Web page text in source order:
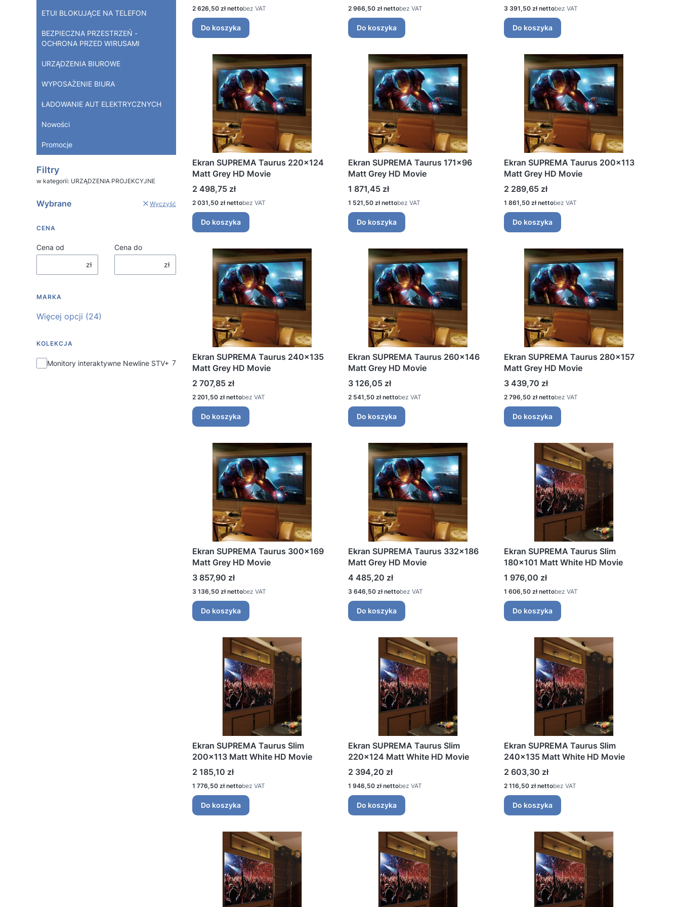
ETUI BLOKUJĄCE NA TELEFON
BEZPIECZNA PRZESTRZEŃ -
OCHRONA PRZED WIRUSAMI
URZĄDZENIA BIUROWE
WYPOSAŻENIE BIURA
ŁADOWANIE AUT ELEKTRYCZNYCH
Nowości
Promocje
Filtry
w kategorii: URZĄDZENIA PROJEKCYJNE
Wybrane Wyczyść
CENA
Cena od
zł
Cena do
zł
MARKA
Marka
Więcej opcji (24)
KOLEKCJA
Kolekcja
Monitory interaktywne Newline STV+ 7
Cena
2 626,50 zł bez VAT
Do koszyka
Cena
2 966,50 zł bez VAT
Do koszyka
Cena
3 391,50 zł bez VAT
Do koszyka
Ekran SUPREMA Taurus 220x124
Matt Grey HD Movie
Cena
2 498,75 zł
Cena
2 031,50 zł bez VAT
Do koszyka
Ekran SUPREMA Taurus 171x96
Matt Grey HD Movie
Cena
1 871,45 zł
Cena
1 521,50 zł bez VAT
Do koszyka
Ekran SUPREMA Taurus 200x113
Matt Grey HD Movie
Cena
2 289,65 zł
Cena
1 861,50 zł bez VAT
Do koszyka
Ekran SUPREMA Taurus 240x135
Matt Grey HD Movie
Cena
2 707,85 zł
Cena
2 201,50 zł bez VAT
Do koszyka
Ekran SUPREMA Taurus 260x146
Matt Grey HD Movie
Cena
3 126,05 zł
Cena
2 541,50 zł bez VAT
Do koszyka
Ekran SUPREMA Taurus 280x157
Matt Grey HD Movie
Cena
3 439,70 zł
Cena
2 796,50 zł bez VAT
Do koszyka
Ekran SUPREMA Taurus 300x169
Matt Grey HD Movie
Cena
3 857,90 zł
Cena
3 136,50 zł bez VAT
Do koszyka
Ekran SUPREMA Taurus 332x186
Matt Grey HD Movie
Cena
4 485,20 zł
Cena
3 646,50 zł bez VAT
Do koszyka
Ekran SUPREMA Taurus Slim
180x101 Matt White HD Movie
Cena
1 976,00 zł
Cena
1 606,50 zł bez VAT
Do koszyka
Ekran SUPREMA Taurus Slim
200x113 Matt White HD Movie
Cena
2 185,10 zł
Cena
1 776,50 zł bez VAT
Do koszyka
Ekran SUPREMA Taurus Slim
220x124 Matt White HD Movie
Cena
2 394,20 zł
Cena
1 946,50 zł bez VAT
Do koszyka
Ekran SUPREMA Taurus Slim
240x135 Matt White HD Movie
Cena
2 603,30 zł
Cena
2 116,50 zł bez VAT
Do koszyka